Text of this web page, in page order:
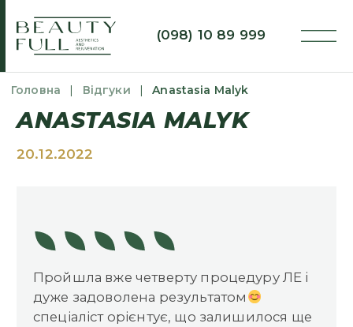
(098) 10 89 999
Головна | Відгуки | Anastasia Malyk
ANASTASIA MALYK
20.12.2022
Пройшла вже четверту процедуру ЛЕ і
дуже задоволена результатом
спеціаліст орієнтує, що залишилося ще